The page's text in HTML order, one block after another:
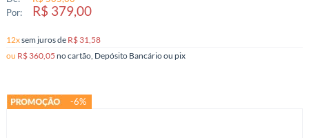
Por:
R$ 379,00
12xsem jurosde R$ 31,58
ou R$ 360,05 no cartão, Depósito Bancário ou pix
-6%